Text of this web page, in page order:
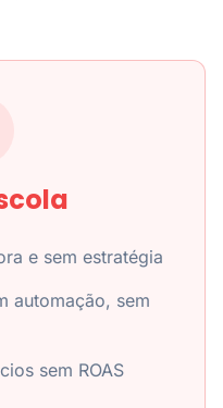
e sem estratégia
automação, sem
sem ROAS